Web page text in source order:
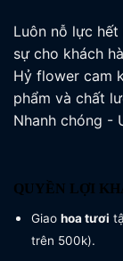
Luôn nỗ lực
sự cho khách
Hỷ flower cam
phẩm và chất
Nhanh chóng -
QUYỀN LỢI
Giao hoa tươi
trên 500k).